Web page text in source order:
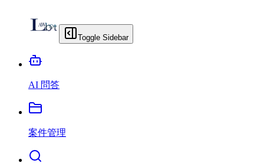
Toggle Sidebar
AI 問答
案件管理